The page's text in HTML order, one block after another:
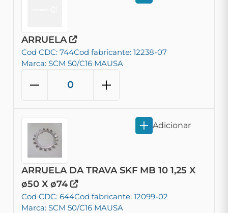
ARRUELA
Cod CDC: 744Cod fabricante: 12238-07
Marca: SCM 50/C16 MAUSA
ARRUELA DA TRAVA SKF MB 10 1,25 X
ø50 X ø74
Cod CDC: 644Cod fabricante: 12099-02
Marca: SCM 50/C16 MAUSA
Adicionar